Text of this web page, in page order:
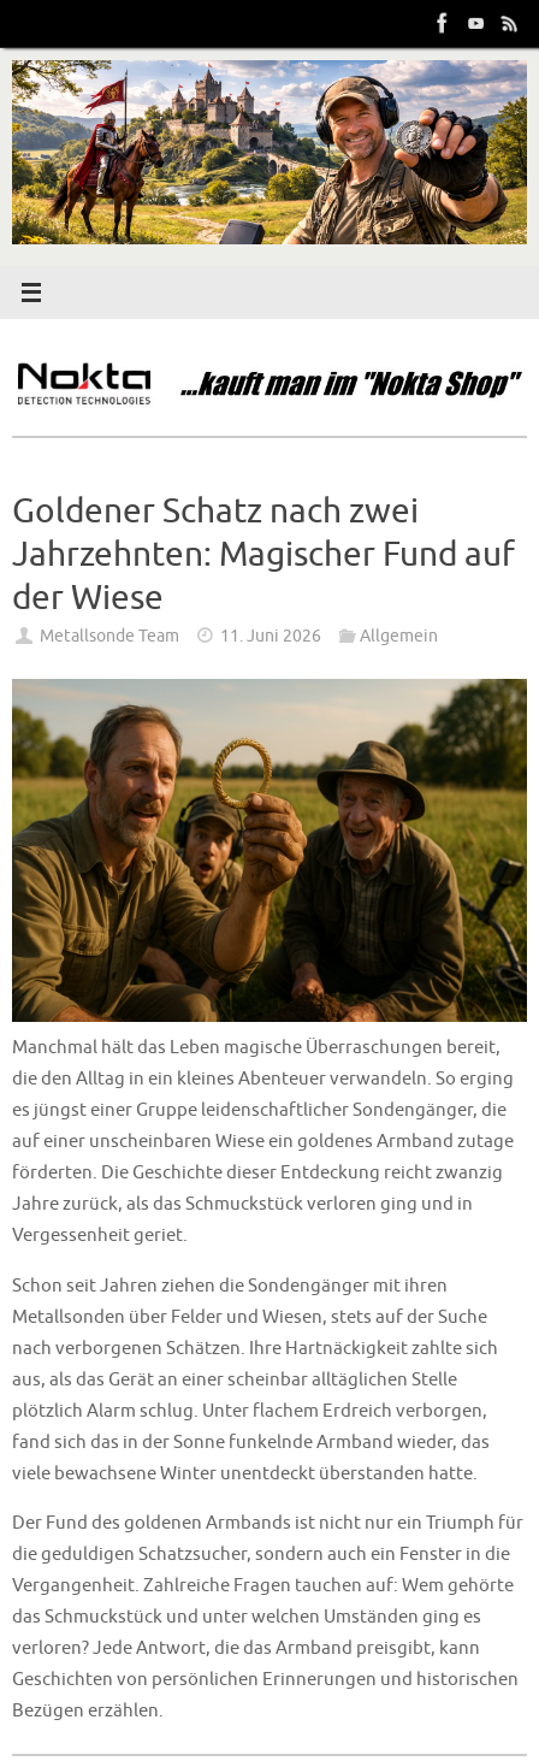
Inhalt
springen
Goldener Schatz nach zwei
Jahrzehnten: Magischer Fund auf
der Wiese
Metallsonde Team 11. Juni 2026 Allgemein
Manchmal hält das Leben magische Überraschungen bereit,
die den Alltag in ein kleines Abenteuer verwandeln. So erging
es jüngst einer Gruppe leidenschaftlicher Sondengänger, die
auf einer unscheinbaren Wiese ein goldenes Armband zutage
förderten. Die Geschichte dieser Entdeckung reicht zwanzig
Jahre zurück, als das Schmuckstück verloren ging und in
Vergessenheit geriet.
Schon seit Jahren ziehen die Sondengänger mit ihren
Metallsonden über Felder und Wiesen, stets auf der Suche
nach verborgenen Schätzen. Ihre Hartnäckigkeit zahlte sich
aus, als das Gerät an einer scheinbar alltäglichen Stelle
plötzlich Alarm schlug. Unter flachem Erdreich verborgen,
fand sich das in der Sonne funkelnde Armband wieder, das
viele bewachsene Winter unentdeckt überstanden hatte.
Der Fund des goldenen Armbands ist nicht nur ein Triumph für
die geduldigen Schatzsucher, sondern auch ein Fenster in die
Vergangenheit. Zahlreiche Fragen tauchen auf: Wem gehörte
das Schmuckstück und unter welchen Umständen ging es
verloren? Jede Antwort, die das Armband preisgibt, kann
Geschichten von persönlichen Erinnerungen und historischen
Bezügen erzählen.